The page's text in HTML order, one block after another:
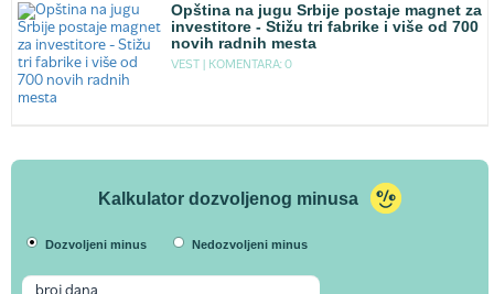
Opština na jugu Srbije postaje magnet za
investitore - Stižu tri fabrike i više od 700
novih radnih mesta
VEST | KOMENTARA: 0
Kalkulator dozvoljenog minusa
Dozvoljeni minus Nedozvoljeni minus